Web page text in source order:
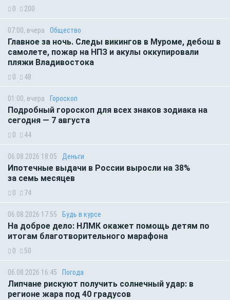
0 200
07:00, вчера Общество
Главное за ночь. Следы викингов в Муроме, дебош в
самолете, пожар на НПЗ и акулы оккупировали
пляжи Владивостока
0 48
01:00, вчера Гороскоп
Подробный гороскоп для всех знаков зодиака на
сегодня — 7 августа
0 44
06.08.2026 18:05 Деньги
Ипотечные выдачи в России выросли на 38%
за семь месяцев
0 74
06.08.2026 17:55 Будь в курсе
На доброе дело: НЛМК окажет помощь детям по
итогам благотворительного марафона
0 50
06.08.2026 16:45 Погода
Липчане рискуют получить солнечный удар: в
регионе жара под 40 градусов